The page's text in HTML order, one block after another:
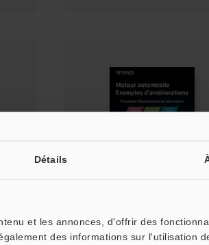
Détails
et les annonces, d'offrir des
des informations sur l'utilisation